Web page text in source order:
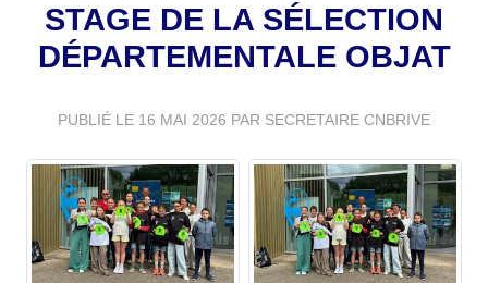
STAGE DE LA SÉLECTION
DÉPARTEMENTALE OBJAT
PUBLIÉ LE 16 MAI 2026 PAR SECRETAIRE CNBRIVE